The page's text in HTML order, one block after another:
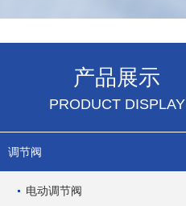
产品展示
PRODUCT DISPLAY
调节阀
电动调节阀